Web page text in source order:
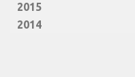
2015
2014